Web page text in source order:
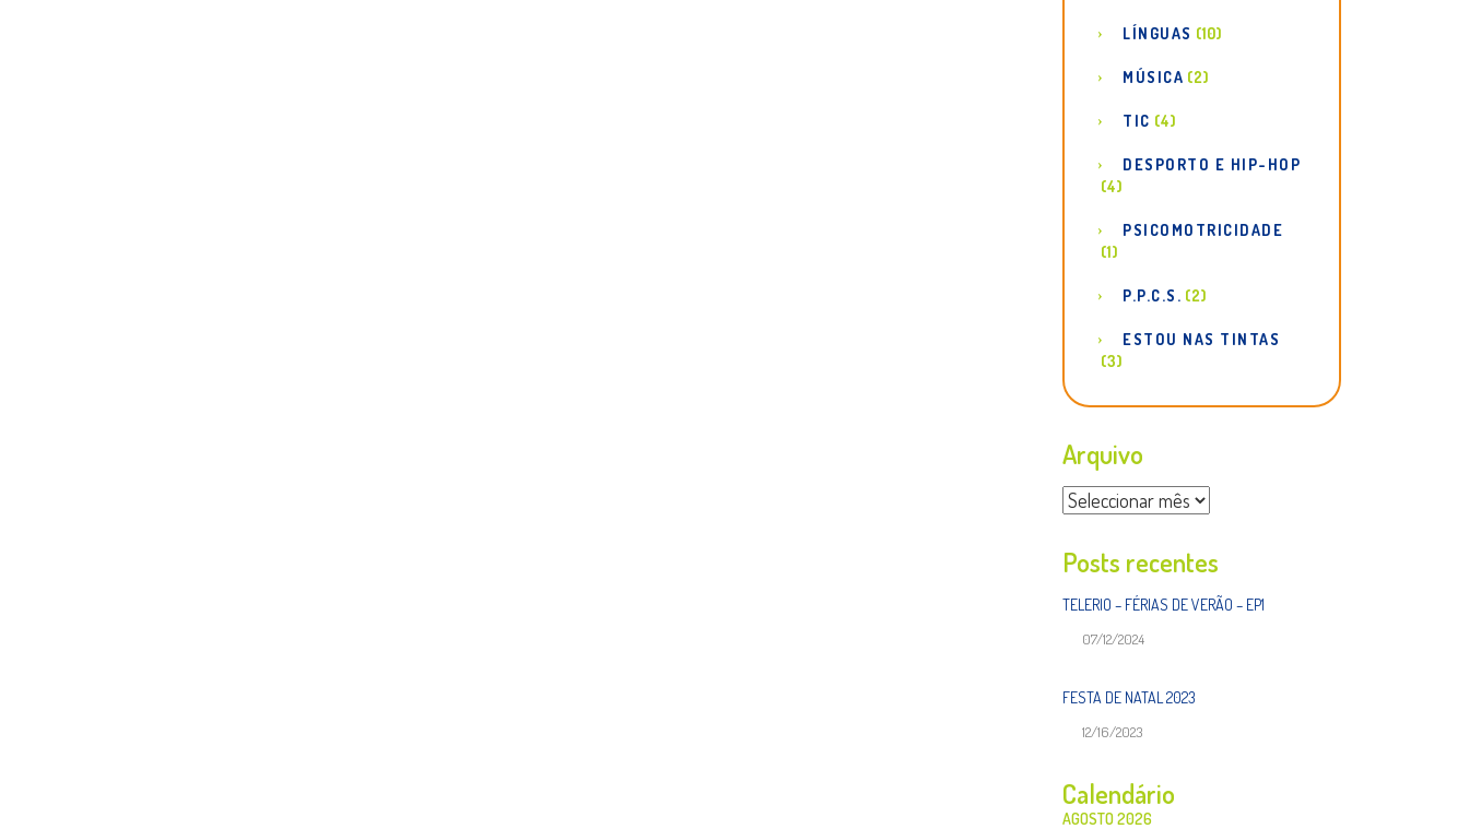
LÍNGUAS (10)
MÚSICA (2)
TIC (4)
DESPORTO E HIP-HOP
(4)
PSICOMOTRICIDADE
(1)
P.P.C.S. (2)
ESTOU NAS TINTAS
(3)
Arquivo
Arquivo
Posts recentes
TELERIO – FÉRIAS DE VERÃO – EP1
07/12/2024
FESTA DE NATAL 2023
12/16/2023
Calendário
AGOSTO 2026